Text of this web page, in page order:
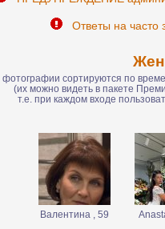
Ответы на часто
фотографии сортируются по
(их можно видеть в пакете
т.е. при каждом входе
Валентина , 59